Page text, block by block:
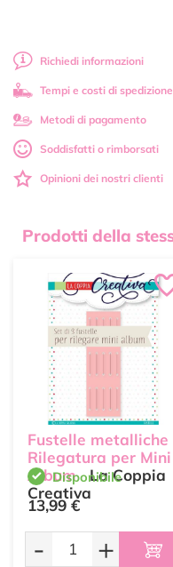
Richiedi informazioni
Tempi e costi di spedizione
Metodi di pagamento
Soddisfatti o rimborsati
Opinioni dei nostri clienti
Prodotti della
Fustelle metalliche
Rilegatura per Mini
Album La Coppia
Creativa
Disponibile
13,99 €
- +